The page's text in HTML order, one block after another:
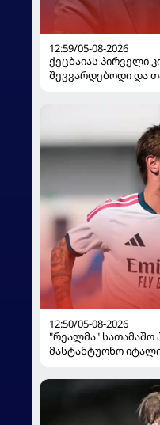
12:59/05-08-2026
ქეცბაიას პირველი
შევვარდებოდი და
12:50/05-08-2026
"რეალმა" სათამაშო
მასტანტუონო